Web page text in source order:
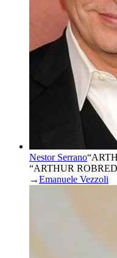
Nestor Serrano“
“ARTHUR
→Emanuele Vezzoli